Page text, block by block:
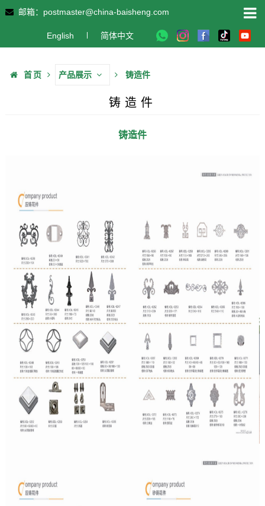
邮箱：postmaster@china-baisheng.com
English 简体中文
首页 产品展示 铸造件
铸造件
铸造件